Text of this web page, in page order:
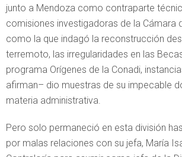
junto a Mendoza como contraparte
comisiones investigadoras de la Cámara
como la que indagó la reconstrucción
terremoto, las irregularidades en las
programa Orígenes de la Conadi,
afirman– dio muestras de su impecable
materia administrativa.
Pero solo permaneció en esta división
por malas relaciones con su jefa, María